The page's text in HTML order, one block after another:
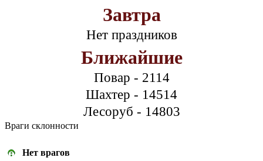
Завтра
Нет праздников
Ближайшие
Повар - 2114
Шахтер - 14514
Лесоруб - 14803
Враги склонности
Нет врагов